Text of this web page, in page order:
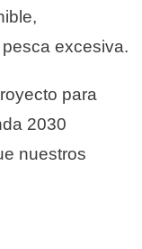
excesiva.
para
2030
nuestros